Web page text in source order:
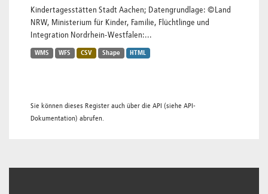
Kindertagesstätten Stadt Aachen; Datengrundlage: ©Land
NRW, Ministerium für Kinder, Familie, Flüchtlinge und
Integration Nordrhein-Westfalen:...
WMS WFS CSV Shape HTML
Sie können dieses Register auch über die API (siehe API-
Dokumentation) abrufen.